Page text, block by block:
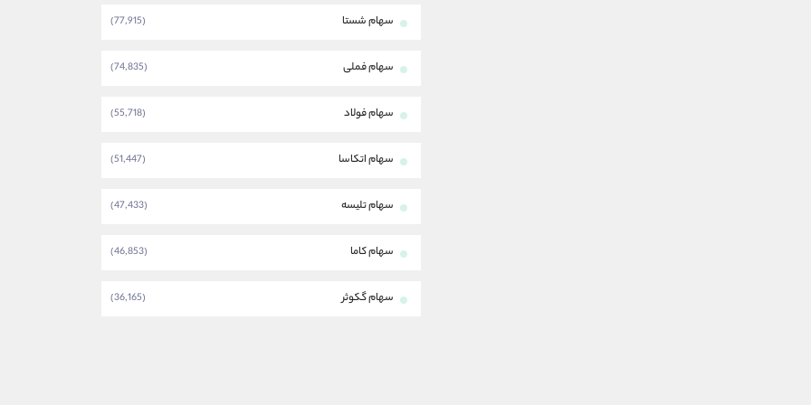
سهام شستا (77,915)
سهام فملی (74,835)
سهام فولاد (55,718)
سهام اتکاسا (51,447)
سهام تلیسه (47,433)
سهام کاما (46,853)
سهام گکوثر (36,165)